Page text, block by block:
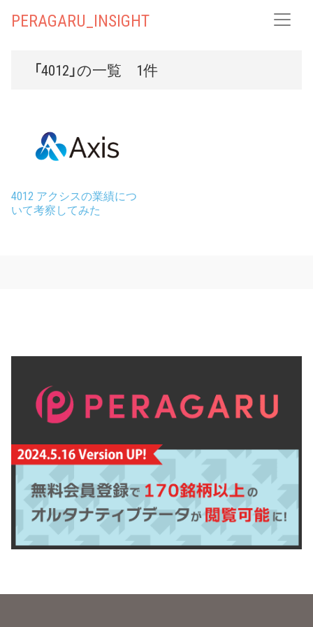
PERAGARU_INSIGHT
「4012」の一覧 1件
4012 アクシスの業績につ
いて考察してみた